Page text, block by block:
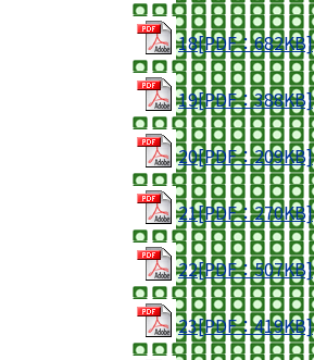
18[PDF：682KB]
19[PDF：388KB]
20[PDF：209KB]
21[PDF：270KB]
22[PDF：507KB]
23[PDF：419KB]